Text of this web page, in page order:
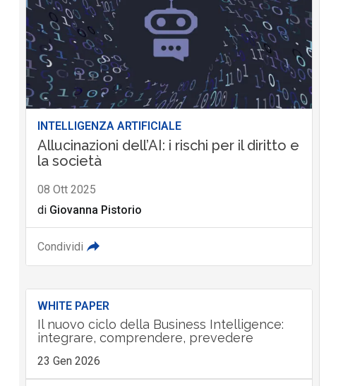
INTELLIGENZA ARTIFICIALE
Allucinazioni dell’AI: i rischi per il diritto e
la società
08 Ott 2025
di Giovanna Pistorio
Condividi
WHITE PAPER
Il nuovo ciclo della Business Intelligence:
integrare, comprendere, prevedere
23 Gen 2026